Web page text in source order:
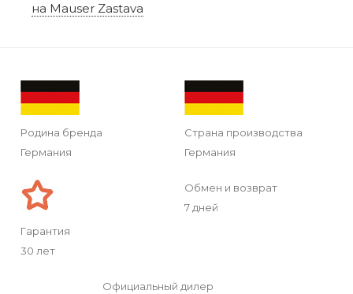
на Mauser Zastava
Родина бренда
Германия
Страна производства
Германия
Гарантия
30 лет
Обмен и возврат
7 дней
Официальный дилер